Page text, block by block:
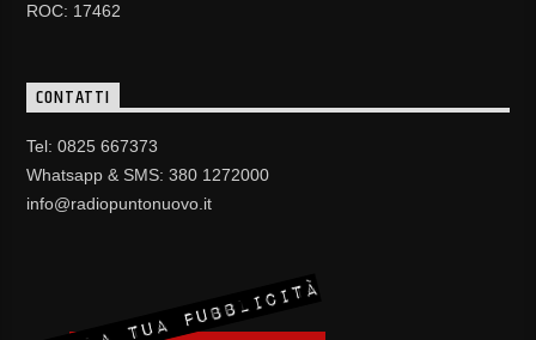
ROC: 17462
CONTATTI
Tel: 0825 667373
Whatsapp & SMS: 380 1272000
info@radiopuntonuovo.it